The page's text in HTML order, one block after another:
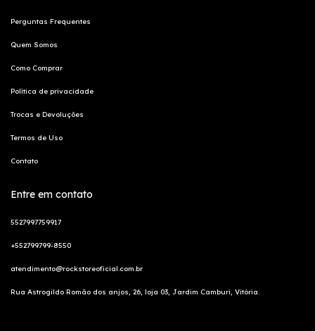
Perguntas Frequentes
Quem Somos
Como Comprar
Política de privacidade
Trocas e Devoluções
Termos de Uso
Contato
Entre em contato
5527997759917
+552799799-8550
atendimento@rockstoreoficial.com.br
Rua Astrogildo Romão dos anjos, 26, loja 03, Jardim Camburi, Vitória.